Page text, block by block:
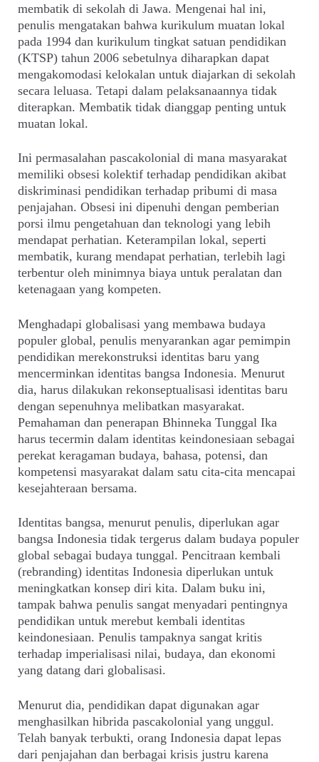
membatik di sekolah di Jawa. Mengenai hal ini,
penulis mengatakan bahwa kurikulum muatan lokal
pada 1994 dan kurikulum tingkat satuan pendidikan
(KTSP) tahun 2006 sebetulnya diharapkan dapat
mengakomodasi kelokalan untuk diajarkan di sekolah
secara leluasa. Tetapi dalam pelaksanaannya tidak
diterapkan. Membatik tidak dianggap penting untuk
muatan lokal.
Ini permasalahan pascakolonial di mana masyarakat
memiliki obsesi kolektif terhadap pendidikan akibat
diskriminasi pendidikan terhadap pribumi di masa
penjajahan. Obsesi ini dipenuhi dengan pemberian
porsi ilmu pengetahuan dan teknologi yang lebih
mendapat perhatian. Keterampilan lokal, seperti
membatik, kurang mendapat perhatian, terlebih lagi
terbentur oleh minimnya biaya untuk peralatan dan
ketenagaan yang kompeten.
Menghadapi globalisasi yang membawa budaya
populer global, penulis menyarankan agar pemimpin
pendidikan merekonstruksi identitas baru yang
mencerminkan identitas bangsa Indonesia. Menurut
dia, harus dilakukan rekonseptualisasi identitas baru
dengan sepenuhnya melibatkan masyarakat.
Pemahaman dan penerapan Bhinneka Tunggal Ika
harus tecermin dalam identitas keindonesiaan sebagai
perekat keragaman budaya, bahasa, potensi, dan
kompetensi masyarakat dalam satu cita-cita mencapai
kesejahteraan bersama.
Identitas bangsa, menurut penulis, diperlukan agar
bangsa Indonesia tidak tergerus dalam budaya populer
global sebagai budaya tunggal. Pencitraan kembali
(rebranding) identitas Indonesia diperlukan untuk
meningkatkan konsep diri kita. Dalam buku ini,
tampak bahwa penulis sangat menyadari pentingnya
pendidikan untuk merebut kembali identitas
keindonesiaan. Penulis tampaknya sangat kritis
terhadap imperialisasi nilai, budaya, dan ekonomi
yang datang dari globalisasi.
Menurut dia, pendidikan dapat digunakan agar
menghasilkan hibrida pascakolonial yang unggul.
Telah banyak terbukti, orang Indonesia dapat lepas
dari penjajahan dan berbagai krisis justru karena